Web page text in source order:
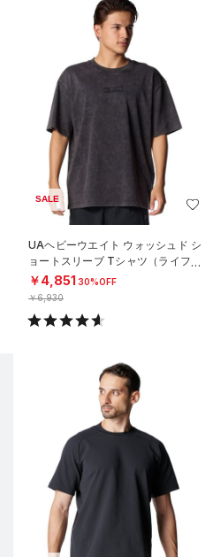
SALE
UAヘビーウエイト ウォッシュド シ
ョートスリーブ Tシャツ（ライフス
タイル/MEN）
￥4,851 30%OFF
￥6,930